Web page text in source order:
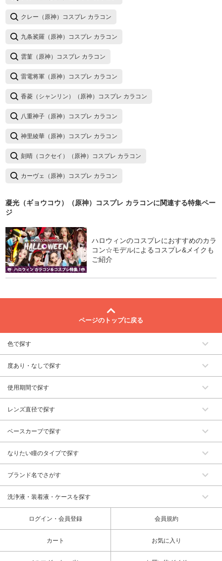
クレー（原神）コスプレ カラコン
九条裟羅（原神）コスプレ カラコン
雲菫（原神）コスプレ カラコン
雷電将軍（原神）コスプレ カラコン
香菱（シャンリン）（原神）コスプレ カラコン
八重神子（原神）コスプレ カラコン
神里綾華（原神）コスプレ カラコン
刻晴（コクセイ）（原神）コスプレ カラコン
カーヴェ（原神）コスプレ カラコン
凝光（ギョウコウ）（原神）コスプレ カラコンに関連する特集ペー
ジ
ハロウィンのコスプレにおすすめのカラ
コン☆モデルによるコスプレ&メイクも
ご紹介
ページのトップに戻る
色で探す
度あり・なしで探す
使用期間で探す
レンズ直径で探す
ベースカーブで探す
なりたい瞳のタイプで探す
ブランド名でさがす
洗浄液・装着液・ケースを探す
ログイン・会員登録 会員規約
カート お気に入り